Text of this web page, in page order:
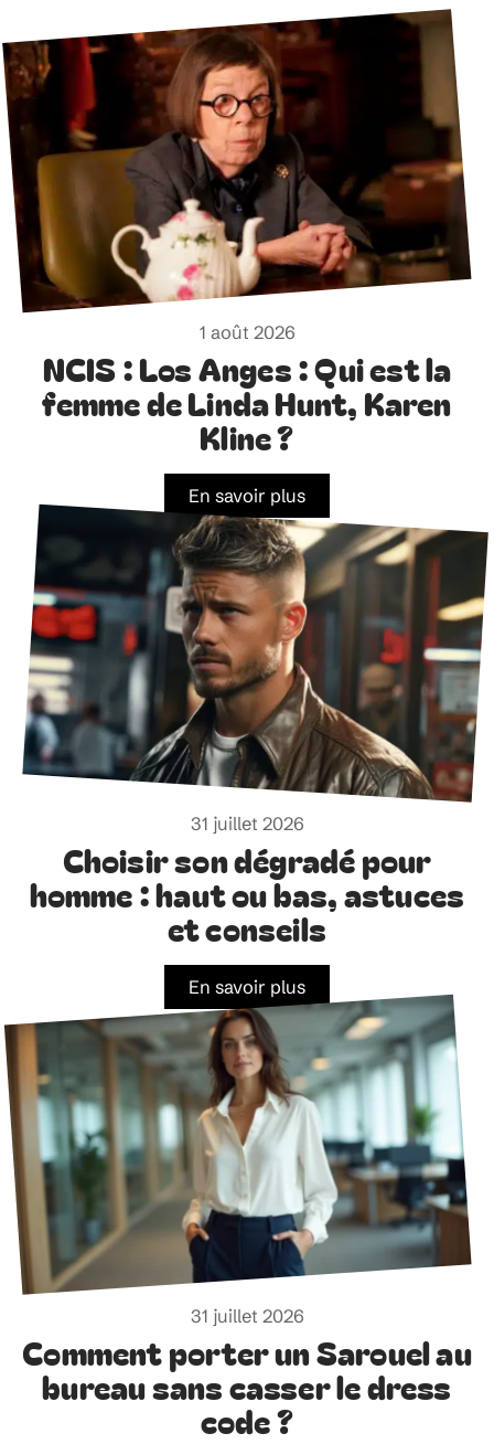
1 août 2026
NCIS : Los Anges : Qui est la
femme de Linda Hunt, Karen
Kline ?
En savoir plus
31 juillet 2026
Choisir son dégradé pour
homme : haut ou bas, astuces
et conseils
En savoir plus
31 juillet 2026
Comment porter un Sarouel au
bureau sans casser le dress
code ?